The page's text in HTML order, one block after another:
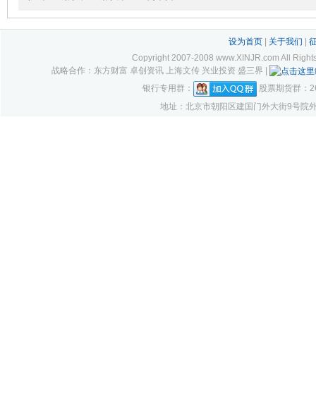
设为首页| 关于我们
Copyright 2007-2008 www.XINJR.com All
战略合作：东方财富 卓创资讯 上海文传 兴业投资 盛三界 |
银行专用群：
股票期货群：
地址：北京市朝阳区建国门外大街9号院